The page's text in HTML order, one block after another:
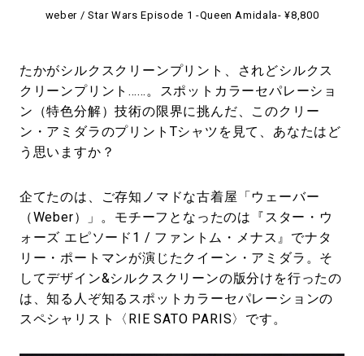
weber / Star Wars Episode 1 -Queen Amidala- ¥8,800
たかがシルクスクリーンプリント、されどシルクス
クリーンプリント……。スポットカラーセパレーショ
ン（特色分解）技術の限界に挑んだ、このクリー
ン・アミダラのプリントTシャツを見て、あなたはど
う思いますか？
企てたのは、ご存知ノマドな古着屋「ウェーバー
（Weber）」。モチーフとなったのは『スター・ウ
ォーズ エピソード1 / ファントム・メナス』でナタ
リー・ポートマンが演じたクイーン・アミダラ。そ
してデザイン&シルクスクリーンの版分けを行ったの
は、知る人ぞ知るスポットカラーセパレーションの
スペシャリスト〈RIE SATO PARIS〉です。